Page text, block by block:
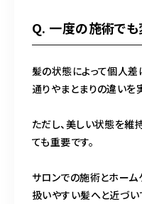
Q. 一度の施術でも
髪の状態によって個人差
通りやまとまりの違いを
ただし、美しい状態を
ても重要です。
サロンでの施術とホーム
扱いやすい髪へと近づい